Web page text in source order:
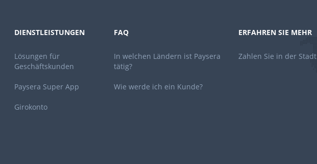
DIENSTLEISTUNGEN
Lösungen für
Geschäftskunden
Paysera Super App
Girokonto
FAQ
In welchen Ländern ist Paysera
tätig?
Wie werde ich ein Kunde?
ERFAHREN SIE MEHR
Zahlen Sie in der Stadt